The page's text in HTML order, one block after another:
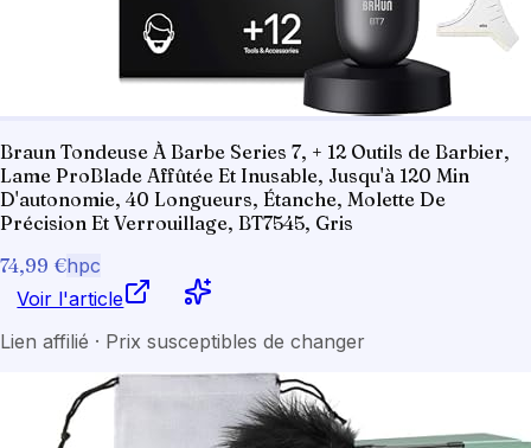
Braun Tondeuse À Barbe Series 7, + 12 Outils de Barbier,
Lame ProBlade Affûtée Et Inusable, Jusqu'à 120 Min
D'autonomie, 40 Longueurs, Étanche, Molette De
Précision Et Verrouillage, BT7545, Gris
74,99 €hpc
Voir l'article
Lien affilié · Prix susceptibles de changer